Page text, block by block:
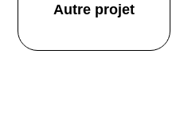
Autre projet